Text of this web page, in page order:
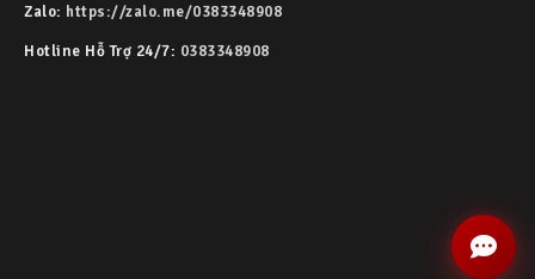
Zalo: https://zalo.me/0383348908
Hotline Hỗ Trợ 24/7: 0383348908